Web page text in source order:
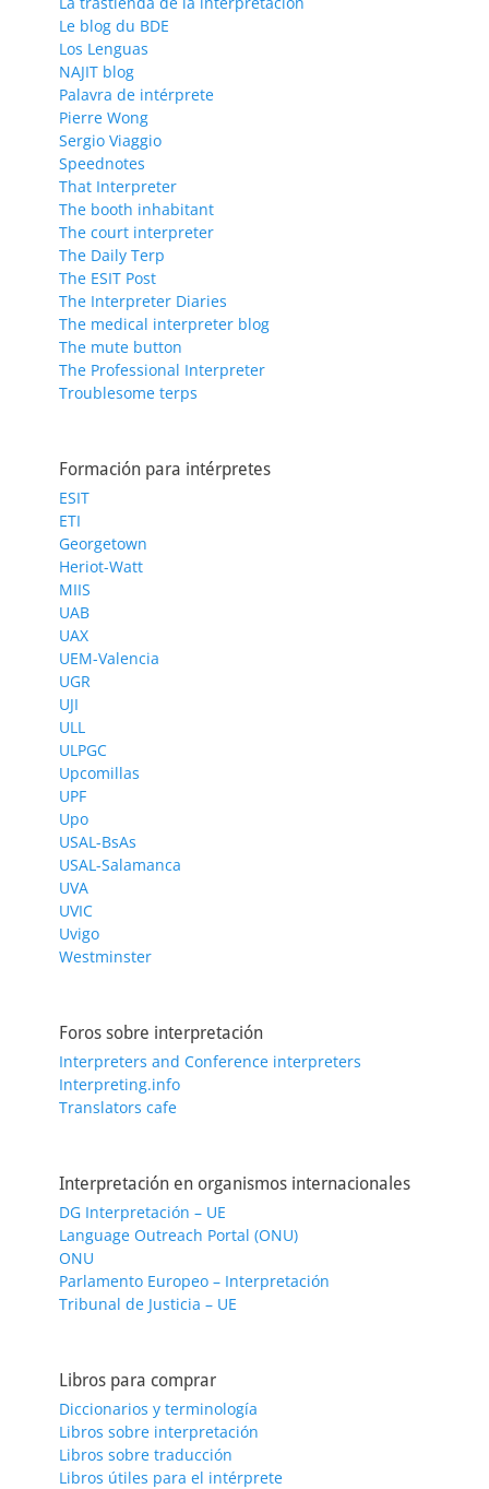
Le blog du BDE
Los Lenguas
NAJIT blog
Palavra de intérprete
Pierre Wong
Sergio Viaggio
Speednotes
That Interpreter
The booth inhabitant
The court interpreter
The Daily Terp
The ESIT Post
The Interpreter Diaries
The medical interpreter blog
The mute button
The Professional Interpreter
Troublesome terps
Formación para intérpretes
ESIT
ETI
Georgetown
Heriot-Watt
MIIS
UAB
UAX
UEM-Valencia
UGR
UJI
ULL
ULPGC
Upcomillas
UPF
Upo
USAL-BsAs
USAL-Salamanca
UVA
UVIC
Uvigo
Westminster
Foros sobre interpretación
Interpreters and Conference interpreters
Interpreting.info
Translators cafe
Interpretación en organismos internacionales
DG Interpretación – UE
Language Outreach Portal (ONU)
ONU
Parlamento Europeo – Interpretación
Tribunal de Justicia – UE
Libros para comprar
Diccionarios y terminología
Libros sobre interpretación
Libros sobre traducción
Libros útiles para el intérprete